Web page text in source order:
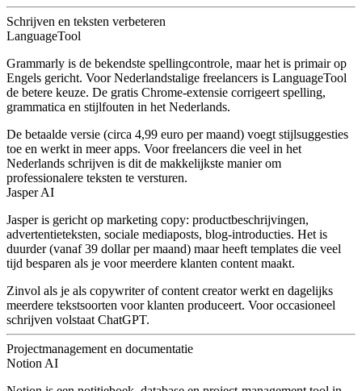
Schrijven en teksten verbeteren
LanguageTool
Grammarly is de bekendste spellingcontrole, maar het is primair op
Engels gericht. Voor Nederlandstalige freelancers is LanguageTool
de betere keuze. De gratis Chrome-extensie corrigeert spelling,
grammatica en stijlfouten in het Nederlands.
De betaalde versie (circa 4,99 euro per maand) voegt stijlsuggesties
toe en werkt in meer apps. Voor freelancers die veel in het
Nederlands schrijven is dit de makkelijkste manier om
professionalere teksten te versturen.
Jasper AI
Jasper is gericht op marketing copy: productbeschrijvingen,
advertentieteksten, sociale mediaposts, blog-introducties. Het is
duurder (vanaf 39 dollar per maand) maar heeft templates die veel
tijd besparen als je voor meerdere klanten content maakt.
Zinvol als je als copywriter of content creator werkt en dagelijks
meerdere tekstsoorten voor klanten produceert. Voor occasioneel
schrijven volstaat ChatGPT.
Projectmanagement en documentatie
Notion AI